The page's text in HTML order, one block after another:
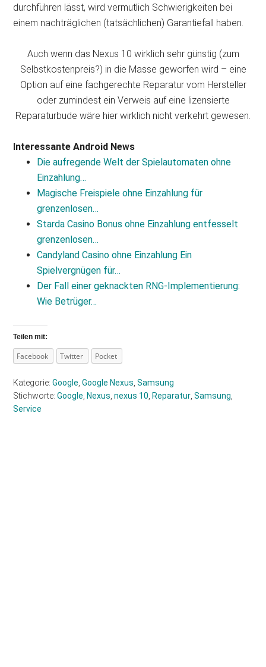
durchführen lässt, wird vermutlich Schwierigkeiten bei
einem nachträglichen (tatsächlichen) Garantiefall haben.
Auch wenn das Nexus 10 wirklich sehr günstig (zum
Selbstkostenpreis?) in die Masse geworfen wird – eine
Option auf eine fachgerechte Reparatur vom Hersteller
oder zumindest ein Verweis auf eine lizensierte
Reparaturbude wäre hier wirklich nicht verkehrt gewesen.
Interessante Android News
Die aufregende Welt der Spielautomaten ohne
Einzahlung…
Magische Freispiele ohne Einzahlung für
grenzenlosen…
Starda Casino Bonus ohne Einzahlung entfesselt
grenzenlosen…
Candyland Casino ohne Einzahlung Ein
Spielvergnügen für…
Der Fall einer geknackten RNG-Implementierung:
Wie Betrüger…
Teilen mit:
Facebook Twitter Pocket
Kategorie:Google ,Google Nexus ,Samsung
Stichworte:Google Nexus ,nexus 10 Reparatur ,Samsung
Service